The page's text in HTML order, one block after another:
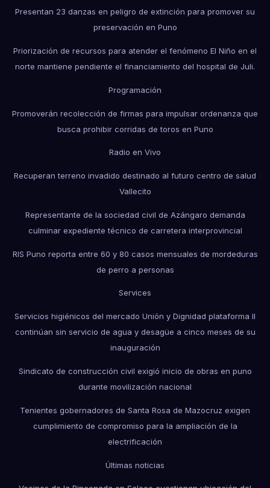
Presentan 23 danzas en peligro de extinción para promover su
preservación en Puno
Priorización de recursos para atender el fenómeno El Niño en el
norte mantiene pendiente el financiamiento del hospital de Juli.
Programación
Promoverán recolección de firmas para impulsar ordenanza que
busca prohibir corridas de toros en Puno
Radio en Vivo
Recuperan terreno invadido destinado al futuro centro de salud
Vallecito
Representante de la sociedad civil de Azángaro demanda
culminar expediente técnico de carretera interprovincial
RIS Puno reporta entre 60 y 80 casos mensuales de mordeduras
de perro a personas
Services
Servicios higiénicos del mercado Unión y Dignidad plataforma II
continúan sin servicio de agua y desagüe a cinco meses de su
inauguración
Sindicato de construcción civil exigió inicio de obras en puno
durante movilización nacional
Tenientes gobernadores de Santa Rosa de Mazocruz exigen
cumplimiento de compromiso para la ampliación de la
electrificación
Últimas noticias